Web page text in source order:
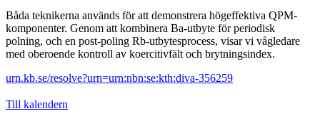
Båda teknikerna används för att demonstrera högeffektiva QPM-
komponenter. Genom att kombinera Ba-utbyte för periodisk
polning, och en post-poling Rb-utbytesprocess, visar vi vågledare
med oberoende kontroll av koercitivfält och brytningsindex.
urn.kb.se/resolve?urn=urn:nbn:se:kth:diva-356259
Till kalendern